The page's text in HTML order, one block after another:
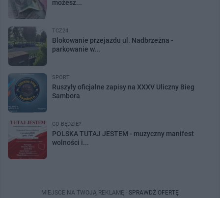
możesz...
TCZ24
Blokowanie przejazdu ul. Nadbrzeżna -
parkowanie w...
SPORT
Ruszyły oficjalne zapisy na XXXV Uliczny Bieg
Sambora
CO BĘDZIE?
POLSKA TUTAJ JESTEM - muzyczny manifest
wolności i...
MIEJSCE NA TWOJĄ REKLAMĘ - SPRAWDŹ OFERTĘ